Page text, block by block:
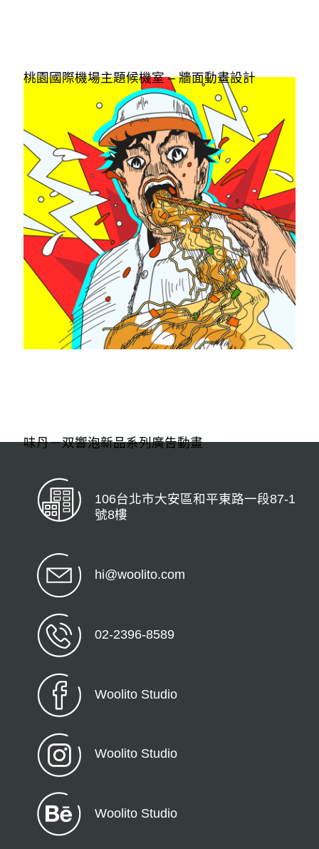
桃園國際機場主題候機室 – 牆面動畫設計
味丹－双響泡新品系列廣告動畫
106台北市大安區和平東路一段87-1
號8樓
hi@woolito.com
02-2396-8589
Woolito Studio
Woolito Studio
Woolito Studio